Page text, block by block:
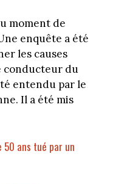
moment de
enquête a été
les causes
conducteur du
entendu par le
Il a été mis
50 ans tué par un